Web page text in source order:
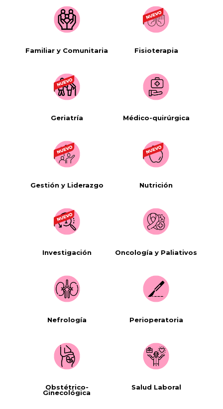
Familiar y Comunitaria
Geriatría
Gestión y Liderazgo
Investigación
Nefrología
Obstétrico-
Ginecológica
Fisioterapia
Médico-quirúrgica
Nutrición
Oncología y Paliativos
Perioperatoria
Salud Laboral